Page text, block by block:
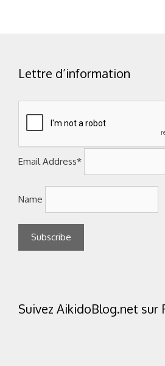
Lettre d’information
Email Address*
Name
Suivez AikidoBlog.net sur